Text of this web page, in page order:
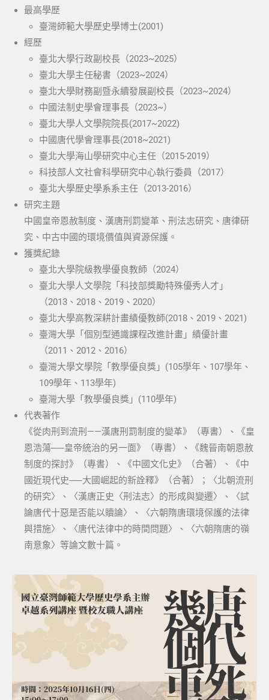
最高學歷
臺灣師範大學歷史學博士(2001)
經歷
臺北大學行政副校長（2023~2025）
臺北大學主任秘書（2023~2024）
臺北大學財務副暨永續發展副校長（2023~2024）
中國法制史學會理事長（2023~）
臺北大學人文學院院長(2017~2022)
中國唐代學會理事長(2018~2021)
臺北大學海山學研究中心主任（2015-2019）
科技部人文社會科學研究中心執行委員（2017）
臺北大學歷史學系系主任（2013-2016）
研究主題
中國皇帝恩赦制度、漢唐刑罰變革、刑法志研究、唐律研
究、中古中國的環境價值與資源保護。
獲獎紀錄
臺北大學院級教學優良教師（2024）
臺北大學人文學院「科技部獎勵特殊優秀人才」
（2013、2018、2019、2020）
臺北大學高教深耕計畫績優教師(2018、2019、2021)
臺灣大學「個別型通識課程改進計畫」績優計畫
（2011、2012、2016）
臺灣大學文學院「教學優良獎」(105學年、107學年、
109學年、113學年)
臺灣大學「教學優良獎」(110學年)
代表著作
《從肉刑到流刑——漢唐刑罰制度的變革》（專書）、《皇
恩浩蕩──皇帝統治的另一面》（專書）、《魏晉南朝恩赦
制度的探討》（專書）、《中國文化史》（合著）、《中
國近現代史──大國崛起的新詮釋》（合著）；〈北朝流刑
的研究〉、〈漢唐正史〈刑法志〉的形成與變遷〉、〈試
論唐代十惡是否能以贖論〉、〈六朝隋唐環境保護的法律
與措施〉、〈唐代法律中的時間問題〉、〈六朝隋唐的嶺
南意象〉等論文數十篇。